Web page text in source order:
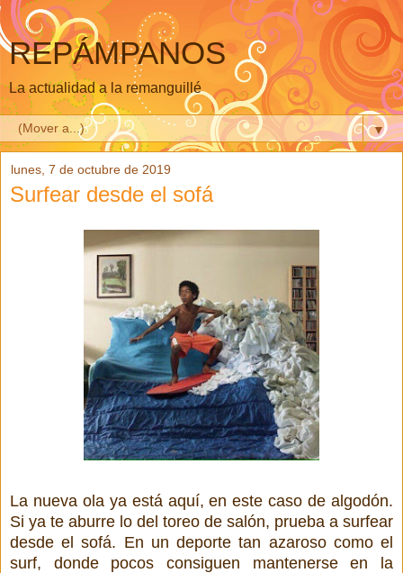
REPÁMPANOS
La actualidad a la remanguillé
▼
lunes, 7 de octubre de 2019
Surfear desde el sofá
La nueva ola ya está aquí, en este caso de algodón.
Si ya te aburre lo del toreo de salón, prueba a surfear
desde el sofá. En un deporte tan azaroso como el
surf, donde pocos consiguen mantenerse en la